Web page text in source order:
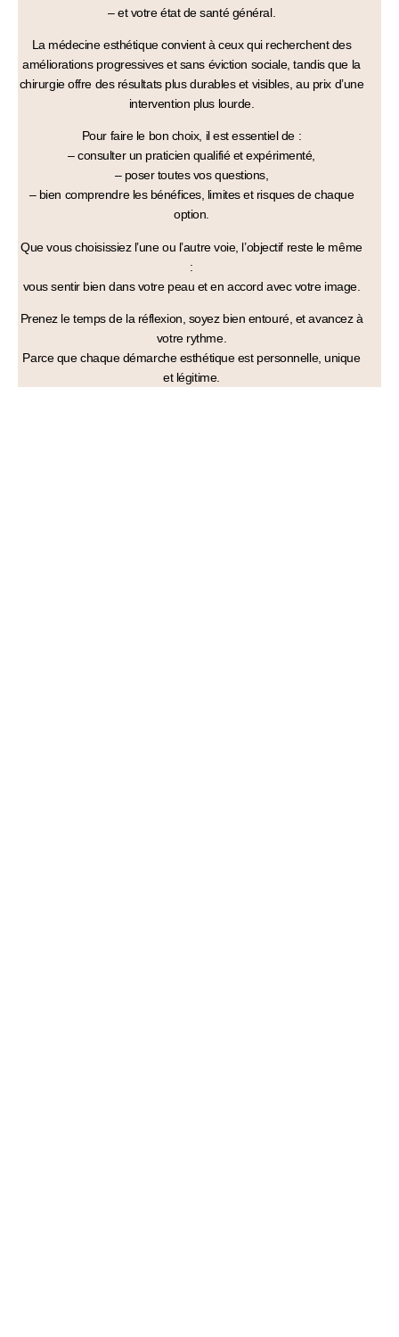
– et votreétat de santé général.
La médecine esthétique convient à ceux qui recherchent des
améliorations progressives et sans éviction sociale, tandis que la
chirurgie offre des résultats plusdurables et visibles , au prix d’une
intervention plus lourde.
Pour faire le bon choix, il est essentiel de :
– consulter un praticien qualifié et expérimenté,
– poser toutes vosquestions,
– bien comprendre les bénéfices, limites et risquesde chaque
option.
Que vous choisissiez l’une ou l’autre voie, l’objectif reste le même
:
vous sentir bien dans votre peau et en accord avec votre image.
Prenez le temps de la réflexion, soyez bien entouré, et avancez à
votre rythme.
Parce que chaque démarche esthétique est personnelle, unique
et légitime.